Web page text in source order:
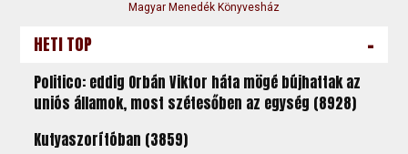
Magyar Menedék Könyvesház
HETI TOP -
Politico: eddig Orbán Viktor háta mögé bújhattak az
uniós államok, most szétesőben az egység (8928)
Kutyaszorítóban (3859)